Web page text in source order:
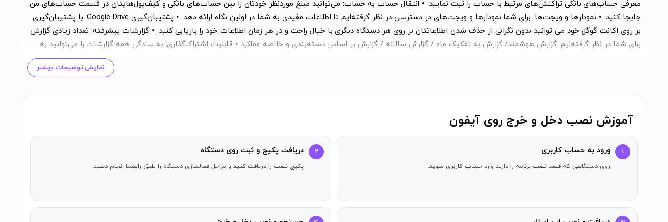
معرفی حساب‌های بانکی تراکنش‌های مرتبط با حساب را ثبت نمایید. • انتقال حساب به حساب: می‌توانید مبلغ موردنظر خودتان را بین حساب‌های بانکی و کیف‌پول‌هایتان در قسمت حساب‌های من
جابجا کنید. • نمودارها و ویجت‌ها: برای شما نمودارها و ویجت‌های در دسترسی در نظر گرفته‌ایم تا اطلاعات مفیدی به شما در اولین نگاه ارائه دهد. • پشتیبان‌گیری Google Drive: با پشتیبان‌گیری
بر روی اکانت گوگل خود می توانید بدون نگرانی از حذف شدن اطلاعاتتان بر روی هر دستگاه دیگری با خیال راحت و در هر زمان اطلاعات خود را بازیابی کنید. • گزارشات پیشرفته: تعداد زیادی گزارش
برای شما در نظر گرفته‌ایم: گزارش هوشمند/ گزارش به تفکیک ماه / گزارش سالانه / گزارش بر اساس دسته‌بندی و خلاصه عملکرد • قابلیت اشتراک‌گذاری: به سادگی همه گزارشات را می‌توانید به
صورت پی‌دی‌اف، متنی و یا تصویر به اشتراک بگذارید و خروجی بگیرید. • ورود اطلاعات سریع: این برنامه به گونه‌ای طراحی شده تا سریع‌ترین حالت شما مطابق به سلیقه خود تاریخ‌ها و اعداد را وارد
کنید. در هر جایی که نیاز به ورود اعداد است ماشین حساب کارآمدی طراحی شده تا به‌سادگی عملیات ریاضی را انجام دهید. مزایای نسخه کامل: • ورود نامحدود آیتم‌های هزینه و درآمد •
نمایش توضیحات بیشتر
آموزش نصب دخل و خرج روی آیفون
۱ ورود به حساب کاربری
روی دستگاهی که قصد نصب برنامه را دارید وارد حساب کاربری شوید.
۲ دریافت پکیج و ثبت روی دستگاه
پکیج نصب را دریافت کنید و مراحل فعالسازی دستگاه را طبق راهنما انجام دهید.